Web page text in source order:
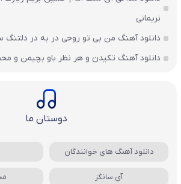
نریمانی
دانلود آهنگ من بی تو روحی در به در دلتنگ
دانلود آهنگ تکیدن و هر نظر باو بچیمن و
دوستان ما
دانلود آهنگ های خوانندگان
آی سانگز